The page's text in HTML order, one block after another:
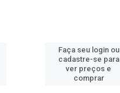
Faça seu login ou
cadastre-se para
ver preços e
comprar